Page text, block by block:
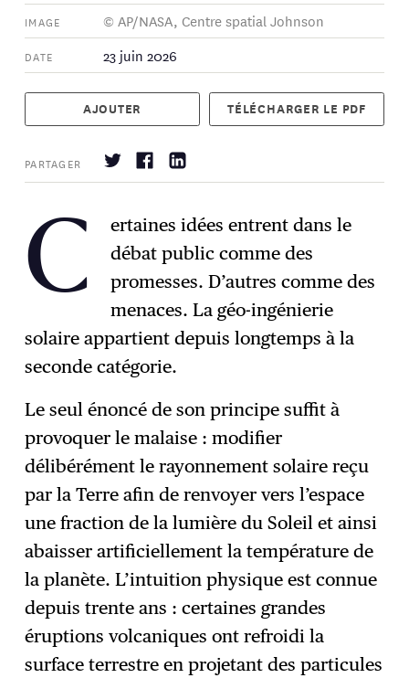
IMAGE © AP/NASA, Centre spatial Johnson
DATE 23 juin 2026
AJOUTER TÉLÉCHARGER LE PDF
PARTAGER
→ S'abonner
C
ertaines idées entrent dans le
débat public comme des
promesses. D’autres comme des
menaces. La géo-ingénierie
solaire appartient depuis longtemps à la
seconde catégorie.
Le seul énoncé de son principe suffit à
provoquer le malaise : modifier
délibérément le rayonnement solaire reçu
par la Terre afin de renvoyer vers l’espace
une fraction de la lumière du Soleil et ainsi
abaisser artificiellement la température de
la planète. L’intuition physique est connue
depuis trente ans : certaines grandes
éruptions volcaniques ont refroidi la
surface terrestre en projetant des particules